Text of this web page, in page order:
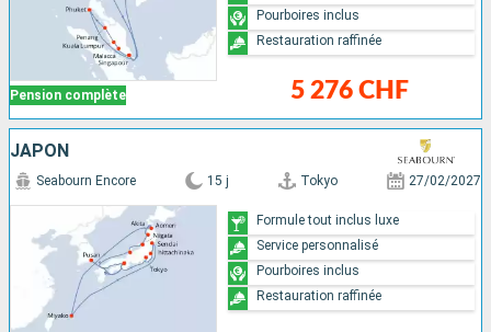
Pension complète 5 276 CHF
Pourboires inclus
Restauration raffinée
JAPON
Seabourn Encore 15 j Tokyo 27/02/2027
Formule tout inclus luxe
Service personnalisé
Pourboires inclus
Restauration raffinée